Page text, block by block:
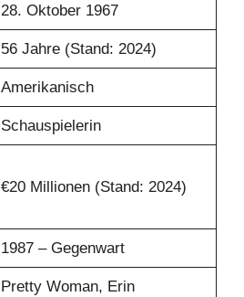
28. Oktober 1967
56 Jahre (Stand: 2024)
Amerikanisch
Schauspielerin
€20 Millionen (Stand: 2024)
1987 – Gegenwart
Pretty Woman, Erin